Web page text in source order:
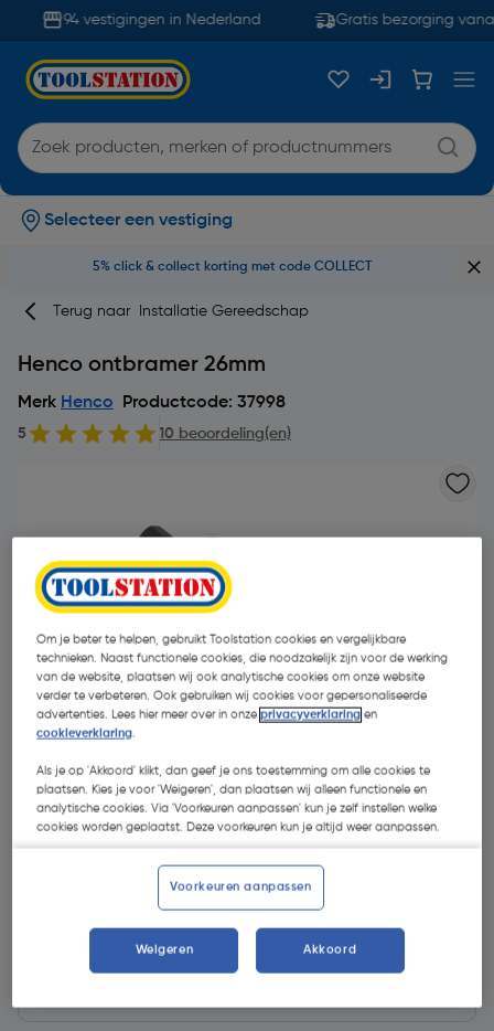
94 vestigingen in Nederland Gratis bezorging vanaf
Selecteer een vestiging
5% click & collect korting met code COLLECT
Terug naar Installatie Gereedschap
Henco ontbramer 26mm
Merk Henco Productcode: 37998
5 10 beoordeling(en)
| Excl. btw € 46,83
Kies productvariant(2)
Om je beter te helpen, gebruikt Toolstation cookies en vergelijkbare
technieken. Naast functionele cookies, die noodzakelijk zijn voor de werking
van de website, plaatsen wij ook analytische cookies om onze website
verder te verbeteren. Ook gebruiken wij cookies voor gepersonaliseerde
advertenties. Lees hier meer over in onzeprivacyverklaring en
cookieverklaring.
Als je op 'Akkoord' klikt, dan geef je ons toestemming om alle cookies te
plaatsen. Kies je voor 'Weigeren', dan plaatsen wij alleen functionele en
analytische cookies. Via 'Voorkeuren aanpassen' kun je zelf instellen welke
cookies worden geplaatst. Deze voorkeuren kun je altijd weer aanpassen.
Voorkeuren aanpassen
Weigeren Akkoord